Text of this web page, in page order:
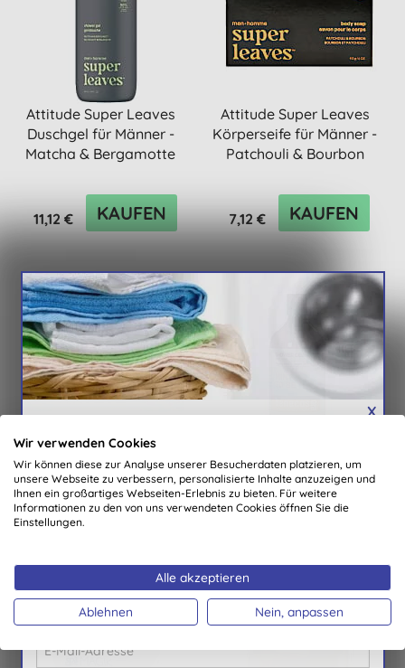
Attitude Super Leaves
Duschgel für Männer -
Matcha & Bergamotte
11,12 € KAUFEN
Attitude Super Leaves
Körperseife für Männer -
Patchouli & Bourbon
7,12 € KAUFEN
BenecosBIO Mini
Duschgel Set: Shower
Party
Duschgel
X
Exclusive, personalisierte Gutscheine jeden Monat
neu
Angebote & Benachrichtigungen über neue
Produkte
Der Preis für diesen Monat ist ein Jahr lang
Waschmittel im Wert von €150,-
Wir verwenden Cookies
Wir können diese zur Analyse unserer Besucherdaten platzieren, um
unsere Webseite zu verbessern, personalisierte Inhalte anzuzeigen und
Ihnen ein großartiges Webseiten-Erlebnis zu bieten. Für weitere
Informationen zu den von uns verwendeten Cookies öffnen Sie die
Einstellungen.
Alle akzeptieren
Ablehnen Nein, anpassen